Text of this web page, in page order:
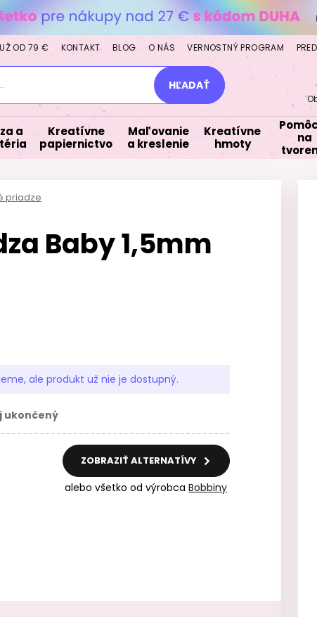
OD 79 € KONTAKT BLOG O NÁS VERNOSTNÝ PROGRAM
HĽADAŤ
a
Kreatívne
papiernictvo
Maľovanie
a kreslenie
Kreatívne
hmoty
na
priadze
Baby 1,5mm
ale produkt už nie je dostupný.
ukončený
ZOBRAZIŤ ALTERNATÍVY
alebo všetko od výrobcaBobbiny